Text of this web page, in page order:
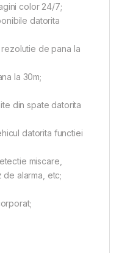
color 24/7;
datorita
de pana la
la 30m;
din spate datorita
datorita functiei
miscare,
alarma, etc;